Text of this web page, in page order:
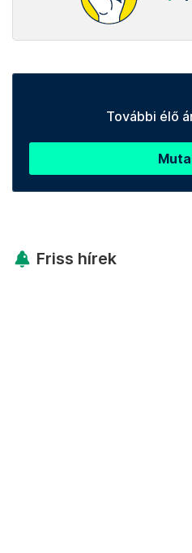
További élő
Friss hírek